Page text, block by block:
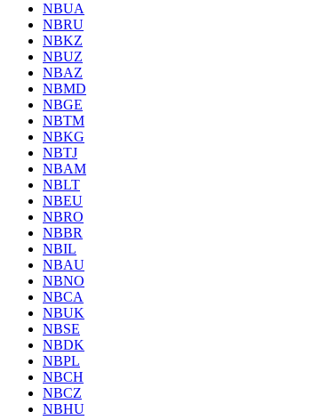
NBUA
NBRU
NBKZ
NBUZ
NBAZ
NBMD
NBGE
NBTM
NBKG
NBTJ
NBAM
NBLT
NBEU
NBRO
NBBR
NBIL
NBAU
NBNO
NBCA
NBUK
NBSE
NBDK
NBPL
NBCH
NBCZ
NBHU